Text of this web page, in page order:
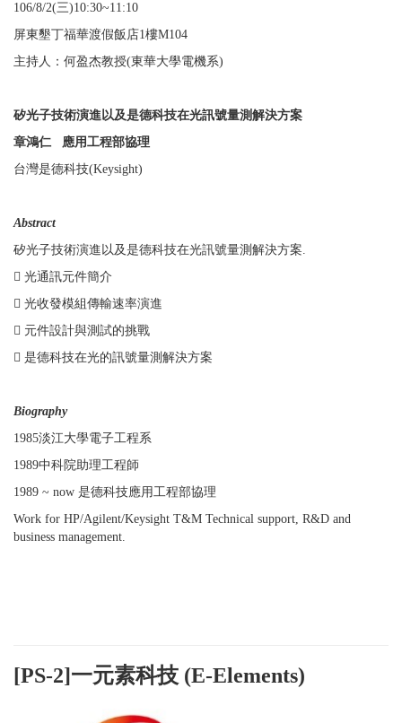
106/8/2(三)10:30~11:10
屏東墾丁福華渡假飯店1樓M104
主持人：何盈杰教授(東華大學電機系)
矽光子技術演進以及是德科技在光訊號量測解決方案
章鴻仁
應用工程部協理
台灣是德科技(Keysight)
Abstract
矽光子技術演進以及是德科技在光訊號量測解決方案.
 光通訊元件簡介
 光收發模組傳輸速率演進
 元件設計與測試的挑戰
 是德科技在光的訊號量測解決方案
Biography
1985淡江大學電子工程系
1989中科院助理工程師
1989 ~ now 是德科技應用工程部協理
Work for HP/Agilent/Keysight T&M Technical support, R&D and
business management.
[PS-2]一元素科技 (E-Elements)